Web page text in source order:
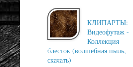
КЛИПАРТЫ:
Видеофутаж -
Коллекция
блесток (волшебная пыль,
скачать)